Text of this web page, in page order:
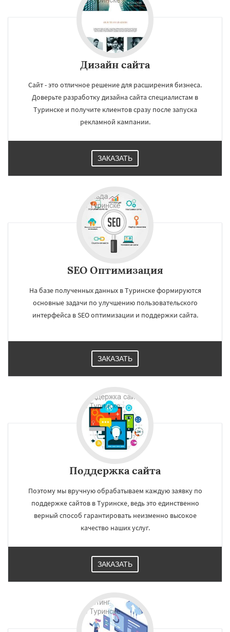
Дизайн сайта
Сайт - это отличное решение для расширения бизнеса.
Доверьте разработку дизайна сайта специалистам в
Туринске и получите клиентов сразу после запуска
рекламной кампании.
ЗАКАЗАТЬ
SEO Оптимизация
На базе полученных данных в Туринске формируются
основные задачи по улучшению пользовательского
интерфейса в SEO оптимизации и поддержки сайта.
ЗАКАЗАТЬ
Поддержка сайта
Поэтому мы вручную обрабатываем каждую заявку по
поддержке сайтов в Туринске, ведь это единственно
верный способ гарантировать неизменно высокое
качество наших услуг.
ЗАКАЗАТЬ